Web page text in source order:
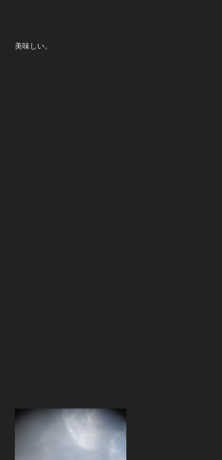
美味しい。